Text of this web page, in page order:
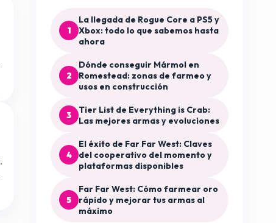
1
La llegada de Rogue Core a PS5 y
Xbox: todo lo que sabemos hasta
ahora
2
Dónde conseguir Mármol en
Romestead: zonas de farmeo y
usos en construcción
3
Tier List de Everything is Crab:
Las mejores armas y evoluciones
4
El éxito de Far Far West: Claves
del cooperativo del momento y
plataformas disponibles
5
Far Far West: Cómo farmear oro
rápido y mejorar tus armas al
máximo